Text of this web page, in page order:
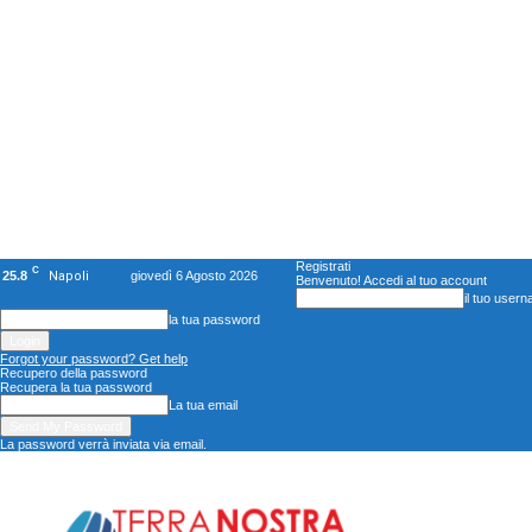
25.8 C Napoli giovedì 6 Agosto 2026
Registrati
Benvenuto! Accedi al tuo account
il tuo
la tua password
Forgot your password? Get help
Recupero della password
Recupera la tua password
La tua email
La password verrà inviata via email.